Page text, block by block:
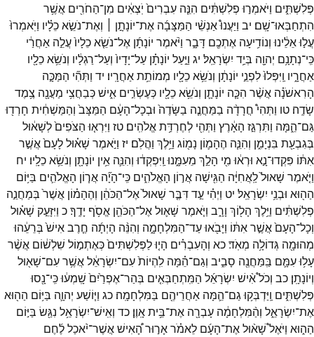
פְּלִשְׁתִּ֑ים וַיֹּאמְר֣וּ פְלִשְׁתִּ֔ים הִנֵּ֤ה עִבְרִים֙ יֹֽצְאִ֔ים מִן־הַחֹרִ֖ים אֲשֶׁ֥ר
הִתְחַבְּאוּ־שָֽׁם׃ יב וַיַּעֲנוּ֩אַנְשֵׁ֨י הַמַּצָּבָ֜ה אֶת־יוֹנָתָ֣ן ׀ וְאֶת־נֹשֵׂ֣אכֵלָ֗יו וַיֹּֽאמְרוּ֙
עֲל֣וּאֵלֵ֔ינוּ וְנוֹדִ֥יעָה אֶתְכֶ֖ם דָּבָ֑ר וַיֹּ֨אמֶר יוֹנָתָ֜ן אֶל־נֹשֵׂ֤אכֵלָיו֙עֲלֵ֣ה אַחֲרַ֔י
כִּֽי־נְתָנָ֥ם יְהוָ֖ה בְּיַ֥ד יִשְׂרָאֵֽל׃ יג וַיַּ֣עַל יוֹנָתָ֗ן עַל־יָדָיו֙ וְעַל־רַגְלָ֔יו וְנֹשֵׂ֥אכֵלָ֖יו
אַחֲרָ֑יו וַֽיִּפְּלוּ֙לִפְנֵ֣י יוֹנָתָ֔ן וְנֹשֵׂ֥אכֵלָ֖יו מְמוֹתֵ֥תאַחֲרָֽיו׃ יד וַתְּהִ֞י הַמַּכָּ֣ה
הָרִאשֹׁנָ֗ה אֲשֶׁ֨ר הִכָּ֧ה יוֹנָתָ֛ן וְנֹשֵׂ֥אכֵלָ֖יו כְּעֶשְׂרִ֣ים אִ֑ישׁכְּבַחֲצִ֥י מַעֲנָ֖ה צֶ֥מֶד
שָׂדֶֽה׃ טו וַתְּהִי֩ חֲרָדָ֨ה בַמַּחֲנֶ֤ה בַשָּׂדֶה֙ וּבְכָל־הָעָ֔ם הַמַּצָּב֙ וְהַמַּשְׁחִ֔ית חָרְד֖וּ
גַּם־הֵ֑מָּה וַתִּרְגַּ֣ז הָאָ֔רֶץ וַתְּהִ֖י לְחֶרְדַּ֥תאֱלֹהִֽים׃ טז וַיִּרְא֤וּ הַצֹּפִים֙לְשָׁא֔וּל
בְּגִבְעַ֖ת בִּנְיָמִ֑ן וְהִנֵּ֧ה הֶהָמ֛וֹן נָמ֖וֹג וַיֵּ֥לֶךְ וַהֲלֹֽם׃ יז וַיֹּ֣אמֶר שָׁא֗וּללָעָם֙אֲשֶׁ֣ר
אִתּ֔וֹ פִּקְדוּ־נָ֣א וּרְא֔וּ מִ֖י הָלַ֣ךְ מֵעִמָּ֑נוּ וַֽיִּפְקְד֔וּ וְהִנֵּ֛ה אֵ֥ין יוֹנָתָ֖ן וְנֹשֵׂ֥אכֵלָֽיו׃ יח
וַיֹּ֤אמֶר שָׁאוּל֙לַֽאֲחִיָּ֔ה הַגִּ֖ישָׁה אֲר֣וֹן הָאֱלֹהִ֑ים כִּֽי־הָיָ֞ה אֲר֧וֹן הָאֱלֹהִ֛ים בַּיּ֥וֹם
הַה֖וּא וּבְנֵ֥י יִשְׂרָאֵֽל׃ יט וַיְהִ֗י עַ֣דדִּבֶּ֤ר שָׁאוּל֙אֶל־הַכֹּהֵ֔ן וְהֶהָמ֗וֹן אֲשֶׁר֙ בְּמַחֲנֵ֣ה
פְלִשְׁתִּ֔ים וַיֵּ֥לֶךְ הָל֖וֹךְ וָרָ֑ב וַיֹּ֧אמֶר שָׁא֛וּלאֶל־הַכֹּהֵ֖ן אֱסֹ֥ף יָדֶֽךָ׃כ וַיִּזָּעֵ֣ק שָׁא֗וּל
וְכָל־הָעָם֙אֲשֶׁ֣ראִתּ֔וֹ וַיָּבֹ֖אוּעַד־הַמִּלְחָמָ֑ה וְהִנֵּ֨ה הָיְתָ֜ה חֶ֤רֶבאִישׁ֙ בְּרֵעֵ֔הוּ
מְהוּמָ֖ה גְּדוֹלָ֥ה מְאֹֽד׃כא וְהָעִבְרִ֗ים הָי֤וּלַפְּלִשְׁתִּים֙כְּאֶתְמ֣וֹל שִׁלְשׁ֔וֹם אֲשֶׁ֨ר
עָל֥וּעִמָּ֛ם בַּֽמַּחֲנֶ֖ה סָבִ֑יב וְגַם־הֵ֗מָּה לִֽהְיוֹת֙עִם־יִשְׂרָאֵ֔לאֲשֶׁ֥רעִם־שָׁא֖וּל
וְיוֹנָתָֽן׃ כב וְכֹל֩אִ֨ישׁ יִשְׂרָאֵ֜ל הַמִּֽתְחַבְּאִ֤ים בְּהַר־אֶפְרַ֙יִם֙ שָֽׁמְע֔וּכִּֽי־נָ֖סוּ
פְּלִשְׁתִּ֑ים וַֽיַּדְבְּק֥וּגַם־הֵ֛מָּה אַחֲרֵיהֶ֖ם בַּמִּלְחָמָֽה׃ כג וַיּ֧וֹשַׁע יְהוָ֛ה בַּיּ֥וֹם הַה֖וּא
אֶת־יִשְׂרָאֵ֑ל וְהַ֨מִּלְחָמָ֔ה עָבְרָ֖ה אֶת־בֵּ֥יתאָֽוֶן׃ כד וְאִֽישׁ־יִשְׂרָאֵ֥ל נִגַּ֖שׂ בַּיּ֣וֹם
הַה֑וּא וַיֹּאֶל֩ שָׁא֨וּלאֶת־הָעָ֜ם לֵאמֹ֗ראָר֣וּרהָ֠אִישׁאֲשֶׁר־יֹ֨אכַללֶ֜חֶם